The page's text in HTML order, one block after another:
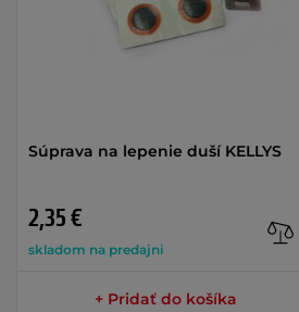
Súprava na lepenie duší KELLYS
2,35 €
skladom na predajni
+ Pridať do košíka